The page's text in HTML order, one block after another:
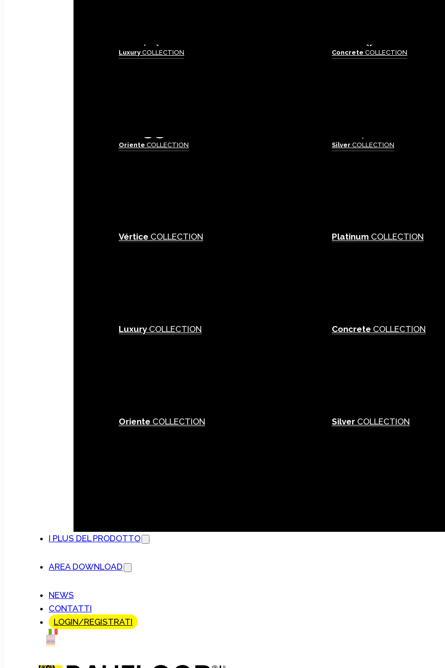
Luxury COLLECTION
Oriente COLLECTION
Vértice COLLECTION
Luxury COLLECTION
Oriente COLLECTION
Concrete COLLECTION
Silver COLLECTION
Platinum COLLECTION
Concrete COLLECTION
Silver COLLECTION
I PLUS DEL PRODOTTO
AREA DOWNLOAD
NEWS
CONTATTI
LOGIN/REGISTRATI